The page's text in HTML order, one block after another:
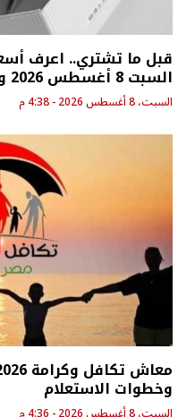
قبل ما تشتري.. اعرف
السبت 8 أغسطس 2026 وصلت لفين
السبت، 8 أغسطس 2026 - 4:38 م
وخطوات الاستعلام